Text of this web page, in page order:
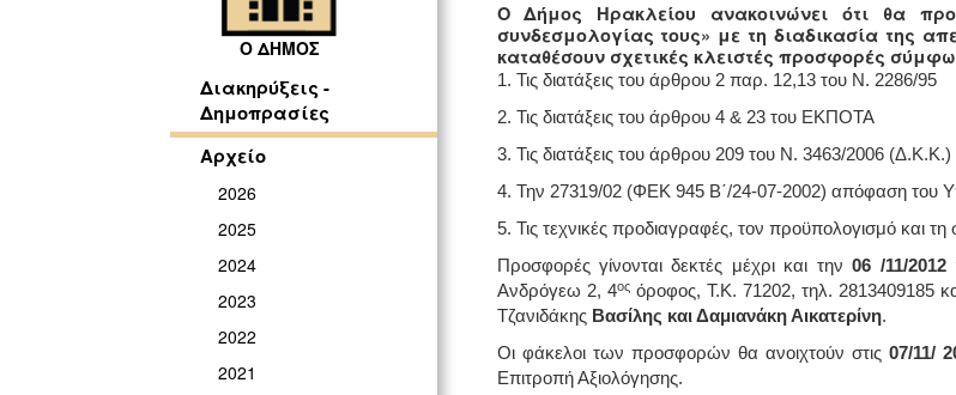
Ο ΔΗΜΟΣ
Διακηρύξεις -
Δημοπρασίες
Αρχείο
2026
2025
2024
2023
2022
2021
Ο Δήμος Ηρακλείου ανακοινώνει ότι θα
συνδεσμολογίας τους» με τη διαδικασία της
καταθέσουν σχετικές κλειστές προσφορές
1. Τις διατάξεις του άρθρου 2 παρ. 12,13 του Ν. 2286/95
2. Τις διατάξεις του άρθρου 4 & 23 του ΕΚΠΟΤΑ
3. Τις διατάξεις του άρθρου 209 του Ν. 3463/2006 (Δ.Κ.Κ.)
4. Την 27319/02 (ΦΕΚ 945 Β΄/24-07-2002) απόφαση του
5. Τις τεχνικές προδιαγραφές, τον προϋπολογισμό και
Προσφορές γίνονται δεκτές μέχρι και την06 /11/2012
Ανδρόγεω 2, 4οςόροφος, Τ.Κ. 71202, τηλ. 2813409185
ΤζανιδάκηςΒασίλης και Δαμιανάκη Αικατερίνη.
Οι φάκελοι των προσφορών θα ανοιχτούν στις07/11/
Επιτροπή Αξιολόγησης.